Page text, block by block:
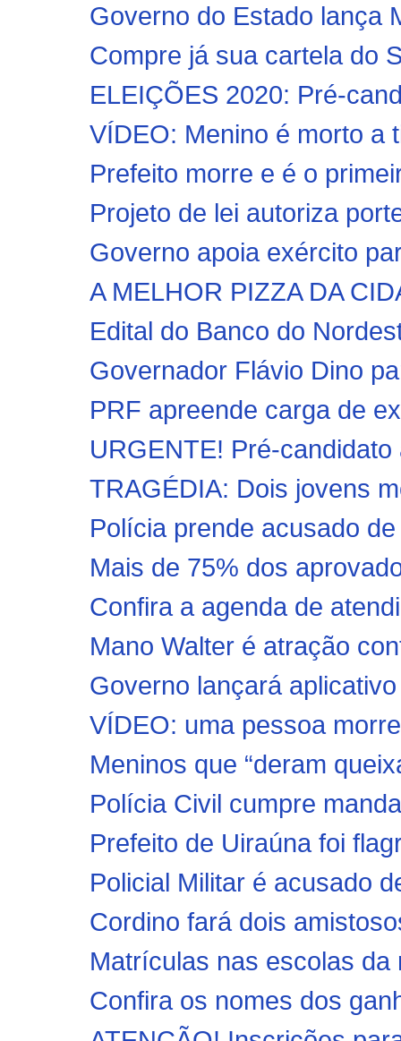
Governo do Estado lança
Compre já sua cartela do
ELEIÇÕES 2020: Pré-
VÍDEO: Menino é morto a
Prefeito morre e é o
Projeto de lei autoriza
Governo apoia exército
A MELHOR PIZZA DA
Edital do Banco do
Governador Flávio Dino
PRF apreende carga de
URGENTE! Pré-
TRAGÉDIA: Dois jovens
Polícia prende acusado
Mais de 75% dos
Confira a agenda de
Mano Walter é atração
Governo lançará
VÍDEO: uma pessoa
Meninos que “deram
Polícia Civil cumpre
Prefeito de Uiraúna foi
Policial Militar é acusado
Cordino fará dois
Matrículas nas escolas
Confira os nomes dos